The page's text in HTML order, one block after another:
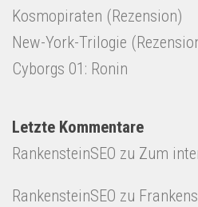
Kosmopiraten (Rezension)
New-York-Trilogie
Cyborgs 01: Ronin
Letzte Kommentare
RankensteinSEO zu Zum
RankensteinSEO zu